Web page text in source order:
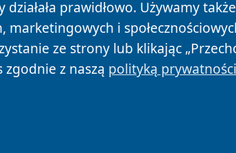
prawidłowo. Używamy
marketingowych i
ze strony lub klikając
z naszą polityką prywatności
Autorzy Polityka Prywatności Polityka